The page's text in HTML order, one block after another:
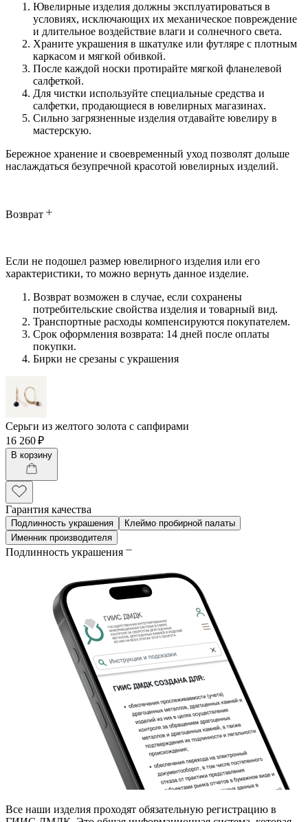
Ювелирные изделия должны эксплуатироваться в
условиях, исключающих их механическое повреждение
и длительное воздействие влаги и солнечного света.
Храните украшения в шкатулке или футляре с плотным
каркасом и мягкой обивкой.
После каждой носки протирайте мягкой фланелевой
салфеткой.
Для чистки используйте специальные средства и
салфетки, продающиеся в ювелирных магазинах.
Сильно загрязненные изделия отдавайте ювелиру в
мастерскую.
Бережное хранение и своевременный уход позволят дольше
наслаждаться безупречной красотой ювелирных изделий.
Возврат
Если не подошел размер ювелирного изделия или его
характеристики, то можно вернуть данное изделие.
Возврат возможен в случае, если сохранены
потребительские свойства изделия и товарный вид.
Транспортные расходы компенсируются покупателем.
Срок оформления возврата: 14 дней после оплаты
покупки.
Бирки не срезаны с украшения
Серьги из желтого золота с сапфирами
16 260 ₽
В корзину
Гарантия качества
Подлинность украшения
Клеймо пробирной палаты
Именник производителя
Подлинность украшения
Все наши изделия проходят обязательную регистрацию в